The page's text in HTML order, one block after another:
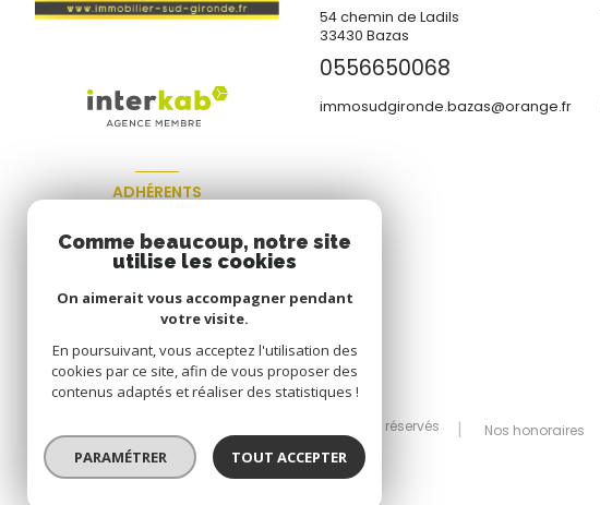
54 chemin de Ladils
33430 Bazas
0556650068
immosudgironde.bazas@orange.fr
ADHÉRENTS
Nous adhérons
© 2026 | Tous droits réservés Nos honoraires
Comme beaucoup, notre site
utilise les cookies
On aimerait vous accompagner pendant
votre visite.
En poursuivant, vous acceptez l'utilisation des
cookies par ce site, afin de vous proposer des
contenus adaptés et réaliser des statistiques !
PARAMÉTRER TOUT ACCEPTER